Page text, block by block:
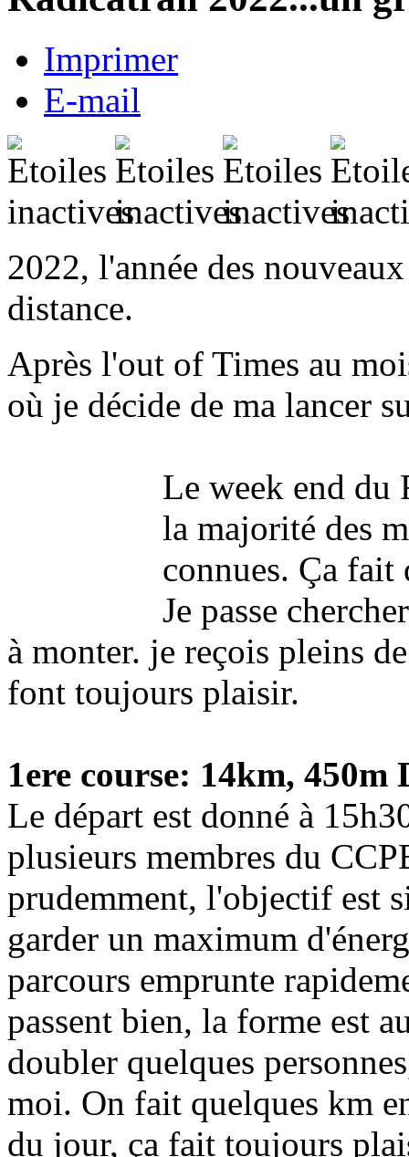
Imprimer
E-mail
2022, l'année des
distance.
Après l'out of Times au
où je décide de ma lancer
Le week end du
la majorité des
connues. Ça fait
Je passe
à monter. je reçois pleins
font toujours plaisir.
1ere course: 14km, 450m
Le départ est donné à
plusieurs membres du
prudemment, l'objectif est
garder un maximum
parcours emprunte
passent bien, la forme est
doubler quelques
moi. On fait quelques km
du jour, ça fait toujours